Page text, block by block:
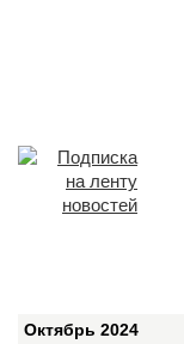
Октябрь 2024